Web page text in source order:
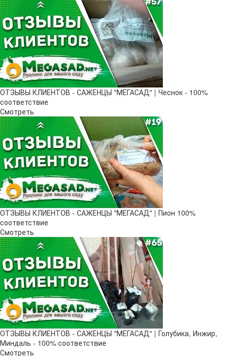
ОТЗЫВЫ КЛИЕНТОВ - САЖЕНЦЫ "МЕГАСАД" | Чеснок - 100%
соответствие
Смотреть
ОТЗЫВЫ КЛИЕНТОВ - САЖЕНЦЫ "МЕГАСАД" | Пион 100%
соответствие
Смотреть
ОТЗЫВЫ КЛИЕНТОВ - САЖЕНЦЫ "МЕГАСАД" | Голубика, Инжир,
Миндаль - 100% соответствие
Смотреть